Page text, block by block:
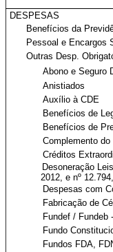
DESPESAS
Benefícios da
Pessoal e Encargos
Outras Desp.
Abono e Seguro
Anistiados
Auxílio à CDE
Benefícios de
Benefícios de
Complemento do
Créditos
Desoneração
2012, e nº
Despesas com
Fabricação de
Fundef / Fundeb
Fundo
Fundos FDA,